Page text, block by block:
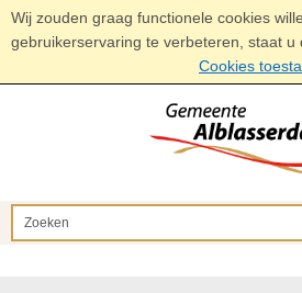
Wij zouden graag functionele cookies
gebruikerservaring te verbeteren, staat u
Cookies